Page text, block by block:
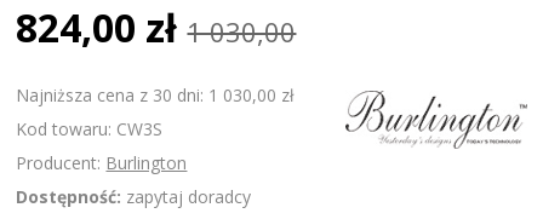
824,00 zł 1 030,00
Najniższa cena z 30 dni: 1 030,00 zł
Kod towaru: CW3S
Producent: Burlington
Dostępność: zapytaj doradcy